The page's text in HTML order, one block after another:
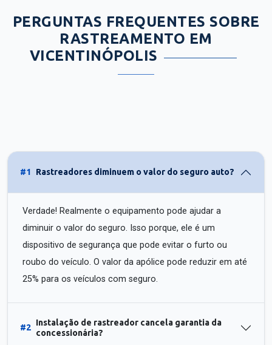
PERGUNTAS FREQUENTES SOBRE
RASTREAMENTO EM
VICENTINÓPOLIS
#1 Rastreadores diminuem o valor do seguro auto?
Verdade! Realmente o equipamento pode ajudar a
diminuir o valor do seguro. Isso porque, ele é um
dispositivo de segurança que pode evitar o furto ou
roubo do veículo. O valor da apólice pode reduzir em até
25% para os veículos com seguro.
#2
Instalação de rastreador cancela garantia da
concessionária?